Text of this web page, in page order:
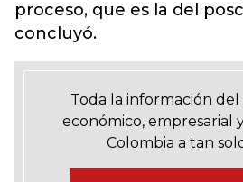
proceso, que es la del
concluyó.
Toda la información
económico, empresarial
Colombia a tan